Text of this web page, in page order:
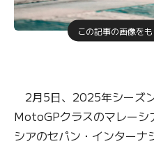
この記事の画像をも
2月5日、2025年シーズ
MotoGPクラスのマレーシ
シアのセパン・インター